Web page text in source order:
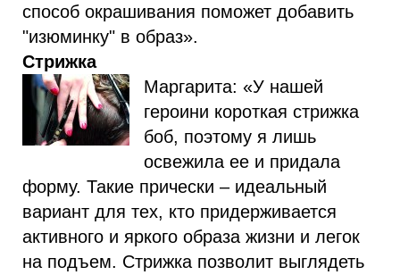
способ окрашивания поможет добавить
"изюминку" в образ».
Стрижка
Маргарита: «У нашей
героини короткая стрижка
боб, поэтому я лишь
освежила ее и придала
форму. Такие прически – идеальный
вариант для тех, кто придерживается
активного и яркого образа жизни и легок
на подъем. Стрижка позволит выглядеть